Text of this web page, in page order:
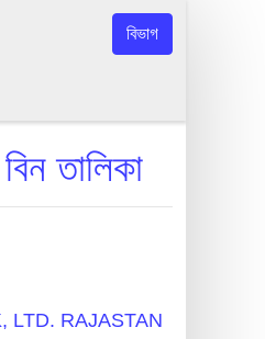
বিভাগ
তালিকা
LTD. RAJASTAN